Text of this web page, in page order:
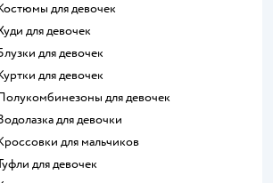
Костюмы для девочек
Худи для девочек
Блузки для девочек
Куртки для девочек
Полукомбинезоны для девочек
Водолазка для девочки
Кроссовки для мальчиков
Туфли для девочек